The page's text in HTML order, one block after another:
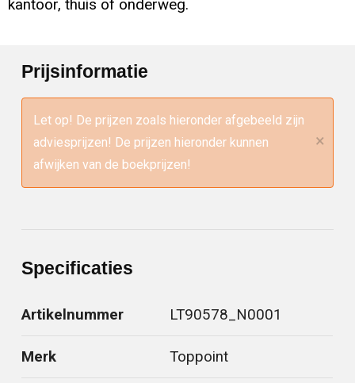
kantoor, thuis of onderweg.
Prijsinformatie
Let op! De prijzen zoals hieronder afgebeeld zijn
adviesprijzen! De prijzen hieronder kunnen
afwijken van de boekprijzen!
×
Specificaties
Artikelnummer LT90578_N0001
Merk Toppoint